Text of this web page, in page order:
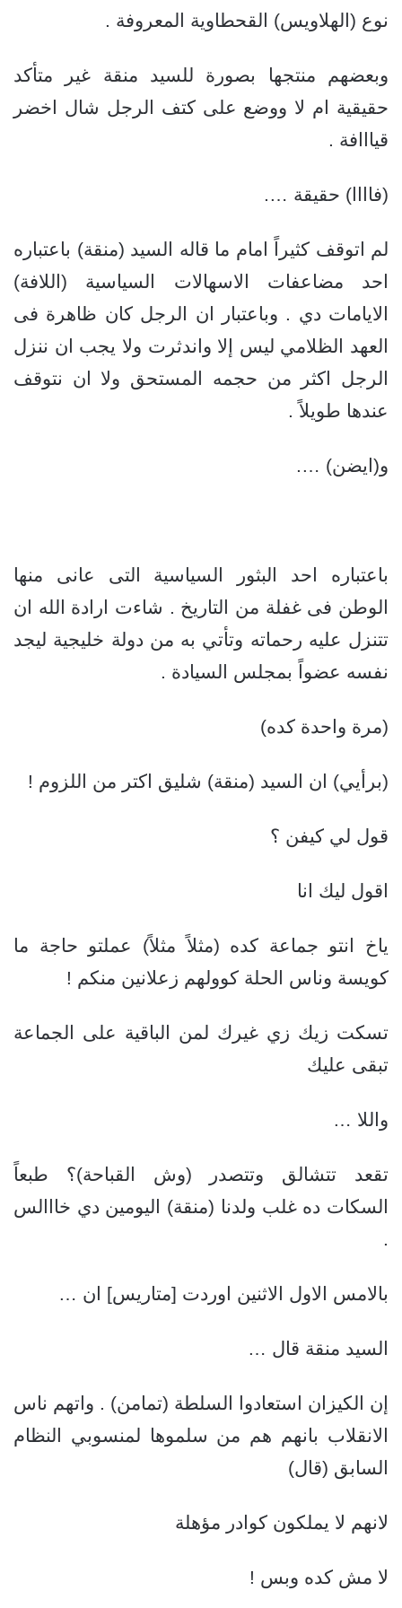
نوع (الهلاويس) القحطاوية المعروفة .
وبعضهم منتجها بصورة للسيد منقة غير متأكد
حقيقية ام لا ووضع على كتف الرجل شال اخضر
قيااافة .
(فاااا) حقيقة ….
لم اتوقف كثيراً امام ما قاله السيد (منقة) باعتباره
احد مضاعفات الاسهالات السياسية (اللافة)
الايامات دي . وباعتبار ان الرجل كان ظاهرة فى
العهد الظلامي ليس إلا واندثرت ولا يجب ان ننزل
الرجل اكثر من حجمه المستحق ولا ان نتوقف
عندها طويلاً .
و(ايضن) ….
باعتباره احد البثور السياسية التى عانى منها
الوطن فى غفلة من التاريخ . شاءت ارادة الله ان
تتنزل عليه رحماته وتأتي به من دولة خليجية ليجد
نفسه عضواً بمجلس السيادة .
(مرة واحدة كده)
(برأيي) ان السيد (منقة) شليق اكتر من اللزوم !
قول لي كيفن ؟
اقول ليك انا
ياخ انتو جماعة كده (مثلاً مثلاً) عملتو حاجة ما
كويسة وناس الحلة كوولهم زعلانين منكم !
تسكت زيك زي غيرك لمن الباقية على الجماعة
تبقى عليك
واللا …
تقعد تتشالق وتتصدر (وش القباحة)؟ طبعاً
السكات ده غلب ولدنا (منقة) اليومين دي خااالس
.
بالامس الاول الاثنين اوردت [متاريس] ان …
السيد منقة قال …
إن الكيزان استعادوا السلطة (تمامن) . واتهم ناس
الانقلاب بانهم هم من سلموها لمنسوبي النظام
السابق (قال)
لانهم لا يملكون كوادر مؤهلة
لا مش كده وبس !